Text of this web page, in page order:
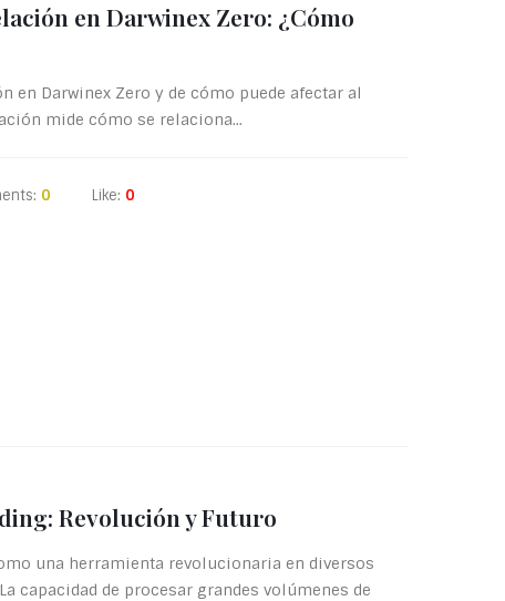
en Darwinex Zero: ¿Cómo
en Darwinex Zero y de cómo puede afectar al
mide cómo se relaciona...
0 Like: 0
Revolución y Futuro
una herramienta revolucionaria en diversos
capacidad de procesar grandes volúmenes de